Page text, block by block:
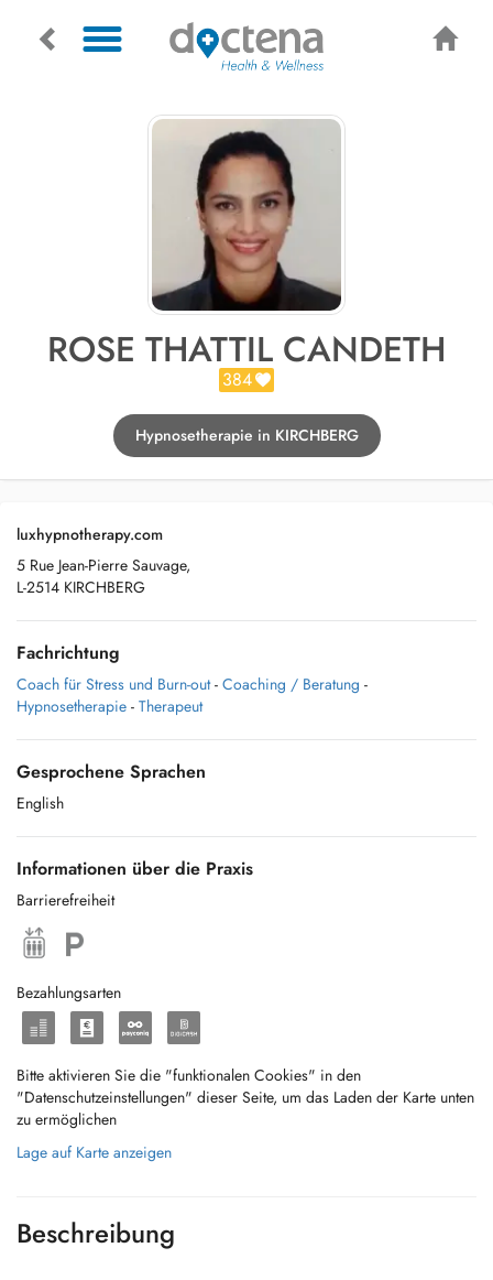
ROSE THATTIL CANDETH
384
Hypnosetherapie in KIRCHBERG
luxhypnotherapy.com
5 Rue Jean-Pierre Sauvage,
L-2514 KIRCHBERG
Fachrichtung
Coach für Stress und Burn-out - Coaching / Beratung -
Hypnosetherapie - Therapeut
Gesprochene Sprachen
English
Informationen über die Praxis
Barrierefreiheit
Bezahlungsarten
Bitte aktivieren Sie die "funktionalen Cookies" in den
"Datenschutzeinstellungen" dieser Seite, um das Laden der Karte unten
zu ermöglichen
Lage auf Karte anzeigen
Beschreibung